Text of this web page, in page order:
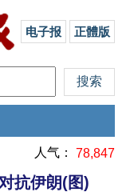
电子报 正體版
人气： 78,847
抗伊朗(图)